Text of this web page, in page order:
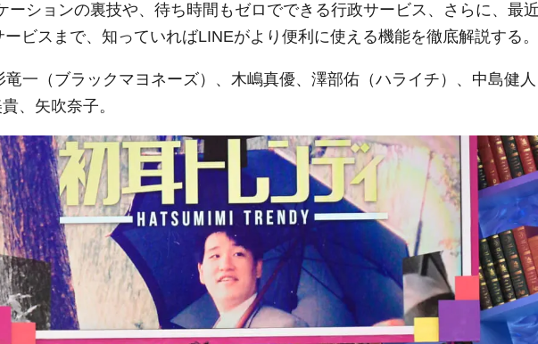
ーションの裏技や、待ち時間もゼロでできる行政サービス、さらに、最
ビスまで、知っていればLINEがより便利に使える機能を徹底解説する。
一（ブラックマヨネーズ）、木嶋真優、澤部佑（ハライチ）、中島健人
、矢吹奈子。